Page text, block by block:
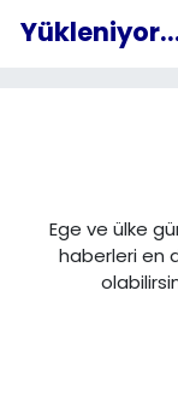
Ege ve ülke
haberleri en